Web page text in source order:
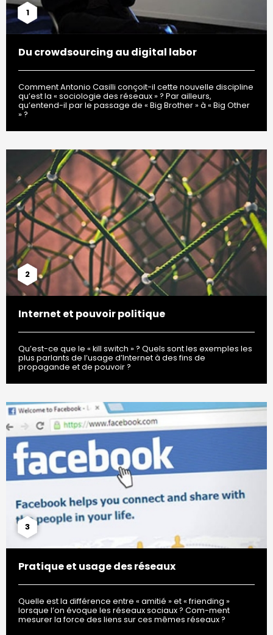
1
Du crowdsourcing au digital labor
Comment Antonio Casilli conçoit-il cette nouvelle discipline
qu’est la « sociologie des réseaux » ? Par ailleurs,
qu’entend-il par le passage de « Big Brother » à « Big Other
» ?
2
Internet et pouvoir politique
Qu’est-ce que le « kill switch » ? Quels sont les exemples les
plus parlants de l’usage d’Internet à des fins de
propagande et de pouvoir ?
3
Pratique et usage des réseaux
Quelle est la différence entre « amitié » et « friending »
lorsque l’on évoque les réseaux sociaux ? Com-ment
mesurer la force des liens sur ces mêmes réseaux ?